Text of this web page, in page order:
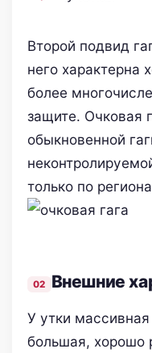
Второй подвид
него характерна
более
защите. Очковая
обыкновенной
только по
Внешние
У утки
большая, хорошо